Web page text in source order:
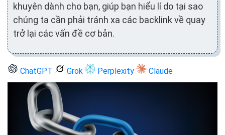
khuyên dành cho bạn, giúp bạn hiểu lí do tại sao
chúng ta cần phải tránh xa các backlink về quay
trở lại các vấn đề cơ bản.
ChatGPT Grok Perplexity Claude